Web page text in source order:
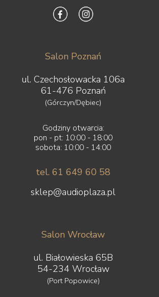
Salon Poznań
ul. Czechosłowacka 106a
61-476 Poznań
(Górczyn/Dębiec)
Godziny otwarcia:
pon - pt: 10:00 - 18:00
sobota: 10:00 - 14:00
tel. 61 649 60 58
sklep@audioplaza.pl
Salon Wrocław
ul. Białowieska 65B
54-234 Wrocław
(Port Popowice)